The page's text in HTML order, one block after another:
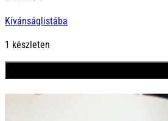
Kívánságlistába
1 készleten